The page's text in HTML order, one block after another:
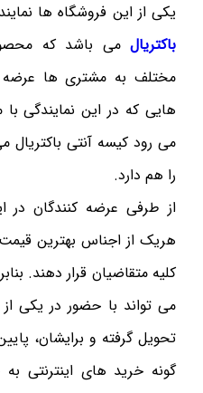
یکی از این فروشگاه ها
باکتریال می باشد که
مختلف به مشتری ها عرضه
هایی که در این نمایندگی
می رود کیسه آنتی باکتریال
را هم دارد.
از طرفی عرضه کنندگان در
هریک از اجناس بهترین
کلیه متقاضیان قرار دهند.
می تواند با حضور در یکی از
تحویل گرفته و برایشان،
گونه خرید های اینترنتی